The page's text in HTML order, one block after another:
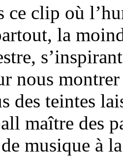
ce clip où
la
nous
des teintes
maître des
musique à